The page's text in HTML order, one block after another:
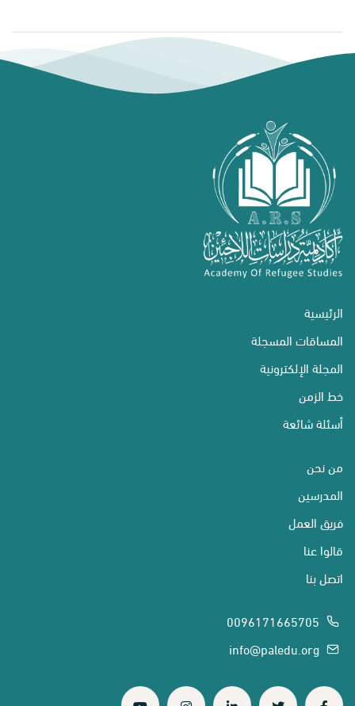
الرئيسية
المساقات المسجلة
المجلة الإلكترونية
خط الزمن
أسئلة شائعة
من نحن
المدرسين
فريق العمل
قالوا عنا
اتصل بنا
0096171665705
info@paledu.org